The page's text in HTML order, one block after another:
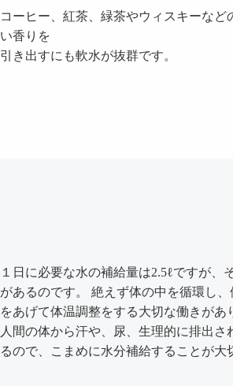
コーヒー、紅茶、緑茶やウィスキーな
い香りを
引き出すにも軟水が抜群です。
１日に必要な水の補給量は2.5ℓですが
があるのです。 絶えず体の中を循環し
をあげて体温調整をする大切な働きがあ
人間の体から汗や、尿、生理的に排出
るので、こまめに水分補給することが大